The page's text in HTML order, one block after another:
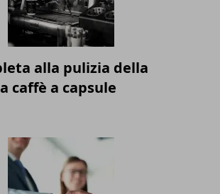
alla pulizia della
caffè a capsule